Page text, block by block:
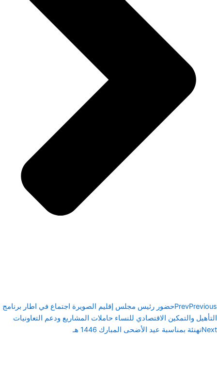
PrevPrevious
حضور رئيس مجلس إقليم الصويرة اجتماع في اطار برنامج
التأهيل والتمكين الاقتصادي للنساء حاملات المشاريع ودعم التعاونيات
Nextتهنئة بمناسبة عيد الأضحى المبارك 1446 هـ